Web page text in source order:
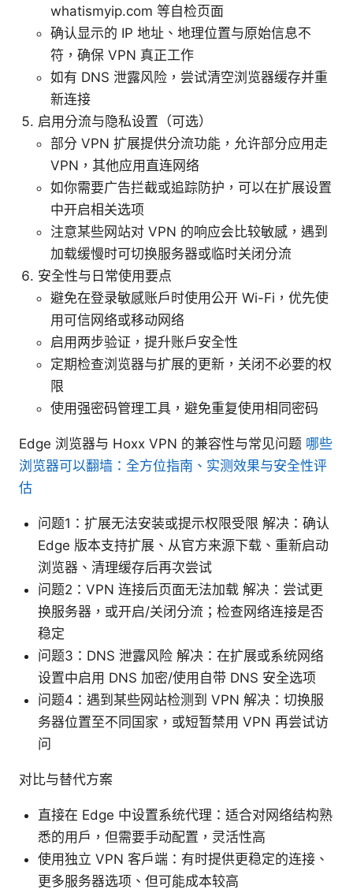
whatismyip.com 等自检页面
确认显示的 IP 地址、地理位置与原始信息不
符，确保 VPN 真正工作
如有 DNS 泄露风险，尝试清空浏览器缓存并重
新连接
启用分流与隐私设置（可选）
部分 VPN 扩展提供分流功能，允许部分应用走
VPN，其他应用直连网络
如你需要广告拦截或追踪防护，可以在扩展设置
中开启相关选项
注意某些网站对 VPN 的响应会比较敏感，遇到
加载缓慢时可切换服务器或临时关闭分流
安全性与日常使用要点
避免在登录敏感账户时使用公开 Wi-Fi，优先使
用可信网络或移动网络
启用两步验证，提升账户安全性
定期检查浏览器与扩展的更新，关闭不必要的权
限
使用强密码管理工具，避免重复使用相同密码
Edge 浏览器与 Hoxx VPN 的兼容性与常见问题 哪些
浏览器可以翻墙：全方位指南、实测效果与安全性评
估
问题1：扩展无法安装或提示权限受限 解决：确认
Edge 版本支持扩展、从官方来源下载、重新启动
浏览器、清理缓存后再次尝试
问题2：VPN 连接后页面无法加载 解决：尝试更
换服务器，或开启/关闭分流；检查网络连接是否
稳定
问题3：DNS 泄露风险 解决：在扩展或系统网络
设置中启用 DNS 加密/使用自带 DNS 安全选项
问题4：遇到某些网站检测到 VPN 解决：切换服
务器位置至不同国家，或短暂禁用 VPN 再尝试访
问
对比与替代方案
直接在 Edge 中设置系统代理：适合对网络结构熟
悉的用户，但需要手动配置，灵活性高
使用独立 VPN 客户端：有时提供更稳定的连接、
更多服务器选项、但可能成本较高